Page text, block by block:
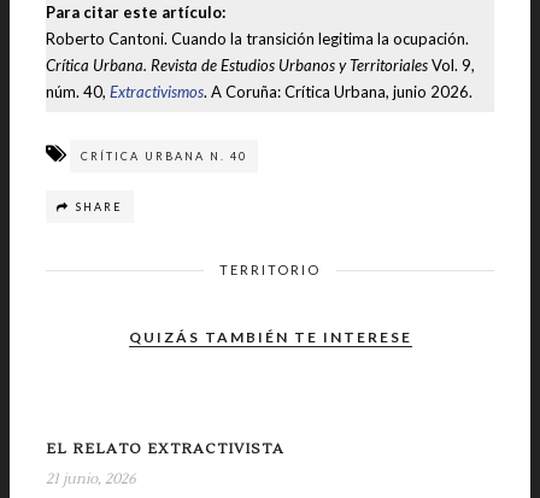
Para citar este artículo:
Roberto Cantoni. Cuando la transición legitima la ocupación.
Crítica Urbana. Revista de Estudios Urbanos y TerritorialesVol. 9,
núm. 40, Extractivismos. A Coruña: Crítica Urbana, junio 2026.
CRÍTICA URBANA N. 40
SHARE
TERRITORIO
QUIZÁS TAMBIÉN TE INTERESE
EL RELATO EXTRACTIVISTA
21 junio, 2026